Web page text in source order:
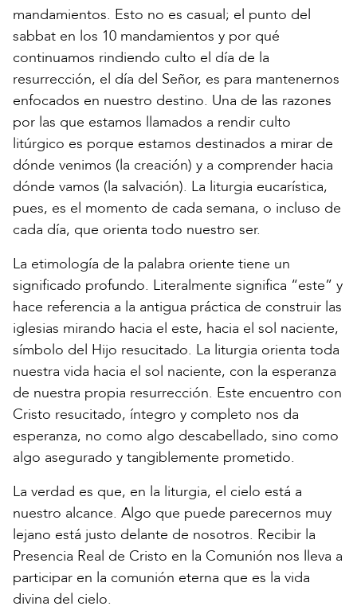
mandamientos. Esto no es casual; el punto del
sabbat en los 10 mandamientos y por qué
continuamos rindiendo culto el día de la
resurrección, el día del Señor, es para mantenernos
enfocados en nuestro destino. Una de las razones
por las que estamos llamados a rendir culto
litúrgico es porque estamos destinados a mirar de
dónde venimos (la creación) y a comprender hacia
dónde vamos (la salvación). La liturgia eucarística,
pues, es el momento de cada semana, o incluso de
cada día, que orienta todo nuestro ser.
La etimología de la palabra oriente tiene un
significado profundo. Literalmente significa “este” y
hace referencia a la antigua práctica de construir las
iglesias mirando hacia el este, hacia el sol naciente,
símbolo del Hijo resucitado. La liturgia orienta toda
nuestra vida hacia el sol naciente, con la esperanza
de nuestra propia resurrección. Este encuentro con
Cristo resucitado, íntegro y completo nos da
esperanza, no como algo descabellado, sino como
algo asegurado y tangiblemente prometido.
La verdad es que, en la liturgia, el cielo está a
nuestro alcance. Algo que puede parecernos muy
lejano está justo delante de nosotros. Recibir la
Presencia Real de Cristo en la Comunión nos lleva a
participar en la comunión eterna que es la vida
divina del cielo.